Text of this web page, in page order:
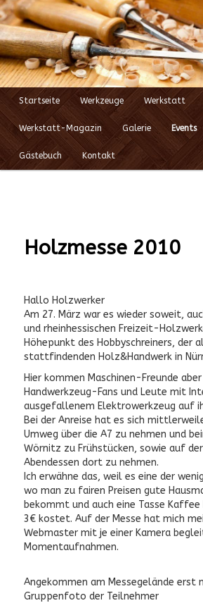
Hauptmenü
Zum
Inhalt
wechseln
Startseite Werkzeuge Werkstatt
Werkstatt-Magazin Galerie Events
Gästebuch Kontakt
Holzmesse 2010
Hallo Holzwerker
Am 27. März war es wieder soweit,
und rheinhessischen Freizeit-
Höhepunkt des Hobbyschreiners, der
stattfindenden Holz&Handwerk in
Hier kommen Maschinen-Freunde
Handwerkzeug-Fans und Leute mit
ausgefallenem Elektrowerkzeug auf
Bei der Anreise hat es sich
Umweg über die A7 zu nehmen und
Wörnitz zu Frühstücken, sowie auf
Abendessen dort zu nehmen.
Ich erwähne das, weil es eine der
wo man zu fairen Preisen gute
bekommt und auch eine Tasse
3€ kostet. Auf der Messe hat mich
Webmaster mit je einer Kamera
Momentaufnahmen.
Angekommen am Messegelände erst
Gruppenfoto der Teilnehmer